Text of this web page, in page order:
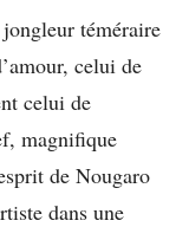
téméraire
celui de
celui de
magnifique
de Nougaro
dans une